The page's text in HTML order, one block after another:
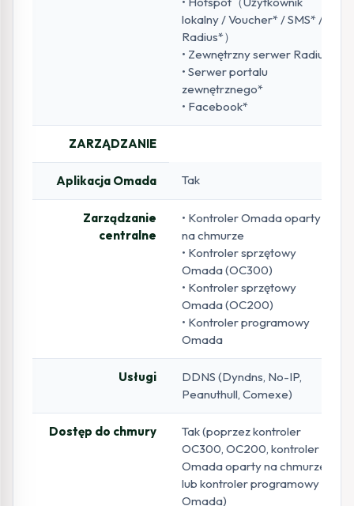
lokalny / Voucher* / SMS* /
Radius*）
• Zewnętrzny serwer Radius
• Serwer portalu
zewnętrznego*
• Facebook*
ZARZĄDZANIE
Aplikacja Omada Tak
Zarządzanie
centralne
• Kontroler Omada oparty
na chmurze
• Kontroler sprzętowy
Omada (OC300)
• Kontroler sprzętowy
Omada (OC200)
• Kontroler programowy
Omada
Usługi
DDNS (Dyndns, No-IP,
Peanuthull, Comexe)
Dostęp do chmury
Tak (poprzez kontroler
OC300, OC200, kontroler
Omada oparty na chmurze
lub kontroler programowy
Omada)